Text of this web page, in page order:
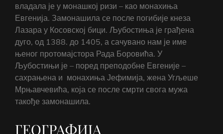
владала је у монашкој ризи – као монахиња
Евгенија. Замонашила се после погибије кнеза
Лазара у Косовској бици. Љубостиња је грађена
дуго, од 1388. до 1405, а сачувано нам је име
њеног протомајстора Рада Боровића. У
Љубостињи је – поред преподобне Евгеније –
сахрањена и монахиња Јефимија, жена Угљеше
Мрњавчевића, која се после смрти свога мужа
такође замонашила.
ГЕОГРАФИЈА